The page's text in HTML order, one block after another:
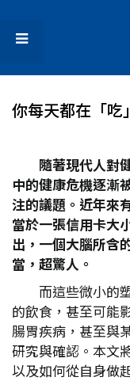
你每天都在「
隨著現代人對
中的健康危機逐漸
注的議題。近年來
當於一張信用卡大
出，一個大腦所含
當，超驚人。
而這些微小的
的飲食，甚至可能
腸胃疾病，甚至與
研究與確認。本文
以及如何從自身做